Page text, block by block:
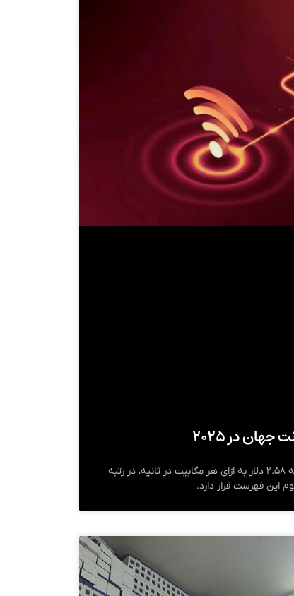
در ۲۰۲۵
پس از امارات عربی متحده، غنا با هزینه ۲.۵۸ دلار به ازای هر مگابیت در ثانیه، در رتبه